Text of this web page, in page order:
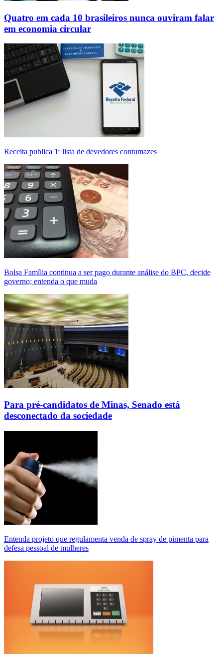
Quatro em cada 10 brasileiros nunca ouviram falar
em economia circular
Receita publica 1ª lista de devedores contumazes
Bolsa Família continua a ser pago durante análise do BPC, decide
governo; entenda o que muda
Para pré-candidatos de Minas, Senado está
desconectado da sociedade
Entenda projeto que regulamenta venda de spray de pimenta para
defesa pessoal de mulheres